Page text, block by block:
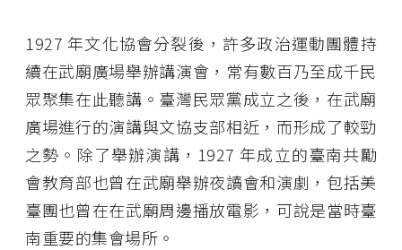
1927 年文化協會分裂後，許多政治運動團體持
續在武廟廣場舉辦講演會，常有數百乃至成千民
眾聚集在此聽講。臺灣民眾黨成立之後，在武廟
廣場進行的演講與文協支部相近，而形成了較勁
之勢。除了舉辦演講，1927 年成立的臺南共勵
會教育部也曾在武廟舉辦夜讀會和演劇，包括美
臺團也曾在在武廟周邊播放電影，可說是當時臺
南重要的集會場所。